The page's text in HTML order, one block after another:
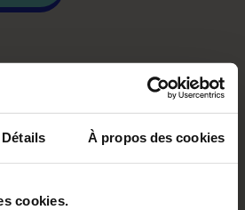
Détails À propos des cookies
cookies.